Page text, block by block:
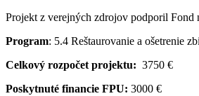
Projekt z verejných zdrojov podporil Fond
Program: 5.4 Reštaurovanie a ošetrenie
Celkový rozpočet projektu: 3750 €
Poskytnuté financie FPU: 3000 €